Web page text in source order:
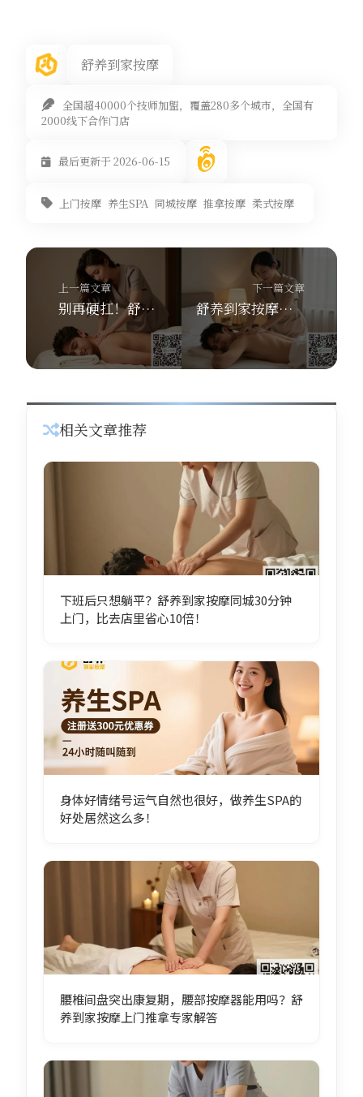
舒养到家按摩
全国超40000个技师加盟，覆盖280多个城市，全国有
2000线下合作门店
最后更新于 2026-06-15
上门按摩 养生SPA 同城按摩 推拿按摩 柔式按摩
上一篇文章
别再硬扛！舒养到家按摩30分钟上门，解锁同城推拿新姿势
下一篇文章
舒养到家按摩：60000+技师同城上门，30分钟到你家，首单仅168元！
相关文章推荐
下班后只想躺平？舒养到家按摩同城30分钟
上门，比去店里省心10倍！
身体好情绪号运气自然也很好，做养生SPA的
好处居然这么多！
腰椎间盘突出康复期，腰部按摩器能用吗？舒
养到家按摩上门推拿专家解答